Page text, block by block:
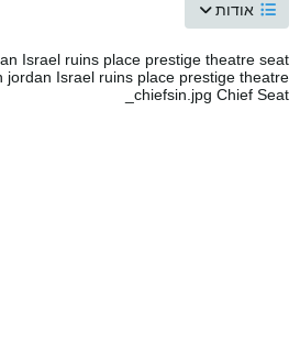
אודות
Israel ruins place prestige theatre seat
jordan Israel ruins place prestige theatre
_chiefsin.jpg Chief Seat